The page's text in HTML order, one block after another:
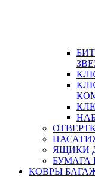
ЯЩИКИ
БУМАГА
КОВРЫ